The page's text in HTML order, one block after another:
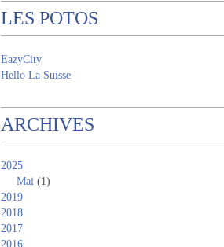
LES POTOS
EazyCity
Hello La Suisse
ARCHIVES
2025
Mai (1)
2019
2018
2017
2016